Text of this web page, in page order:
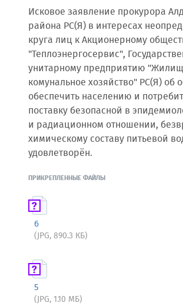
Исковое заявление прокурора
района РС(Я) в интересах
круга лиц к Акционерному
"Теплоэнергосервис",
унитарному предприятию
комунальное хозяйство" РС(Я) об
обеспечить населению и
поставку безопасной в
и радиационном отношении,
химическому составу питьевой
удовлетворён.
ПРИКРЕПЛЕННЫЕ ФАЙЛЫ
6
(JPG, 890.3 КБ)
5
(JPG, 1.10 МБ)